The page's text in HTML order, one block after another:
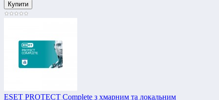
ESET PROTECT Complete з хмарним та локальним